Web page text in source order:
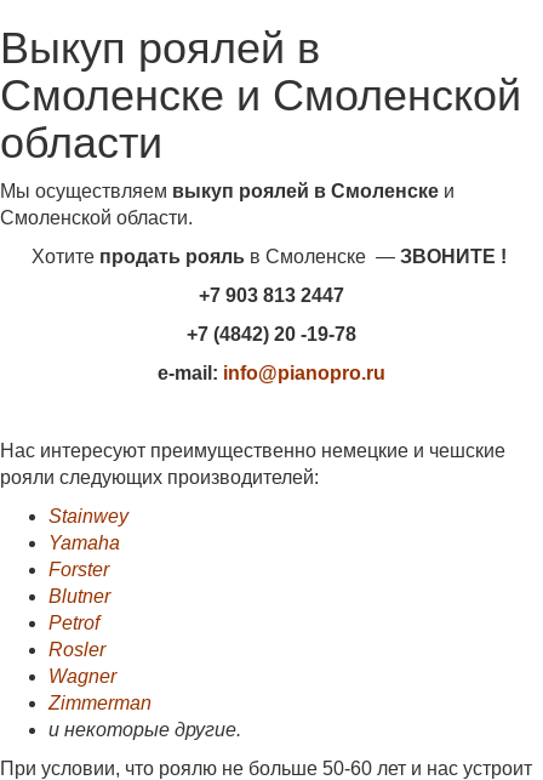
Выкуп роялей в
Смоленске и Смоленской
области
Мы осуществляем выкуп роялей в Смоленске и
Смоленской области.
Хотите продать рояль в Смоленске — ЗВОНИТЕ !
+7 903 813 2447
+7 (4842) 20 -19-78
e-mail: info@pianopro.ru
Нас интересуют преимущественно немецкие и чешские
рояли следующих производителей:
Stainwey
Yamaha
Forster
Blutner
Petrof
Rosler
Wagner
Zimmerman
и некоторые другие.
При условии, что роялю не больше 50-60 лет и нас устроит